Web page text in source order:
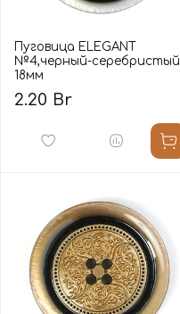
Пуговица ELEGANT
№4,черный-серебристый
18мм
2.20 Br